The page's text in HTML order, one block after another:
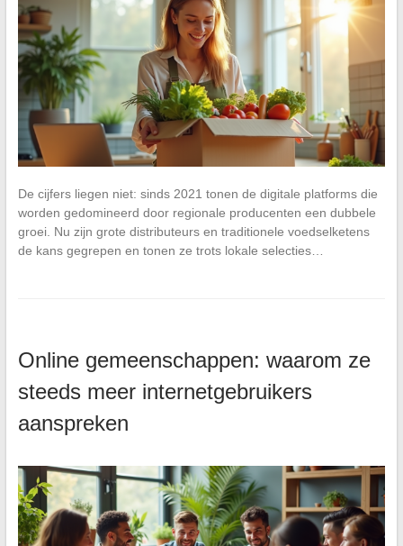
De cijfers liegen niet: sinds 2021 tonen de digitale platforms die
worden gedomineerd door regionale producenten een dubbele
groei. Nu zijn grote distributeurs en traditionele voedselketens
de kans gegrepen en tonen ze trots lokale selecties…
Online gemeenschappen: waarom ze
steeds meer internetgebruikers
aanspreken